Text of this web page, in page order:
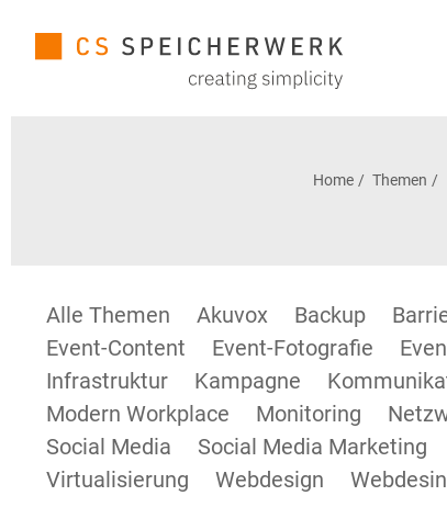
Home Themen
Alle Themen Akuvox Backup
Event-Content
Event-Fotografie
Infrastruktur
Kampagne
Modern Workplace
Monitoring
Social Media
Social Media Marketing
Virtualisierung
Webdesign Webdesin